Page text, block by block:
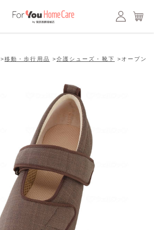
>移動・歩行用品 >介護シューズ・靴下 > オープン